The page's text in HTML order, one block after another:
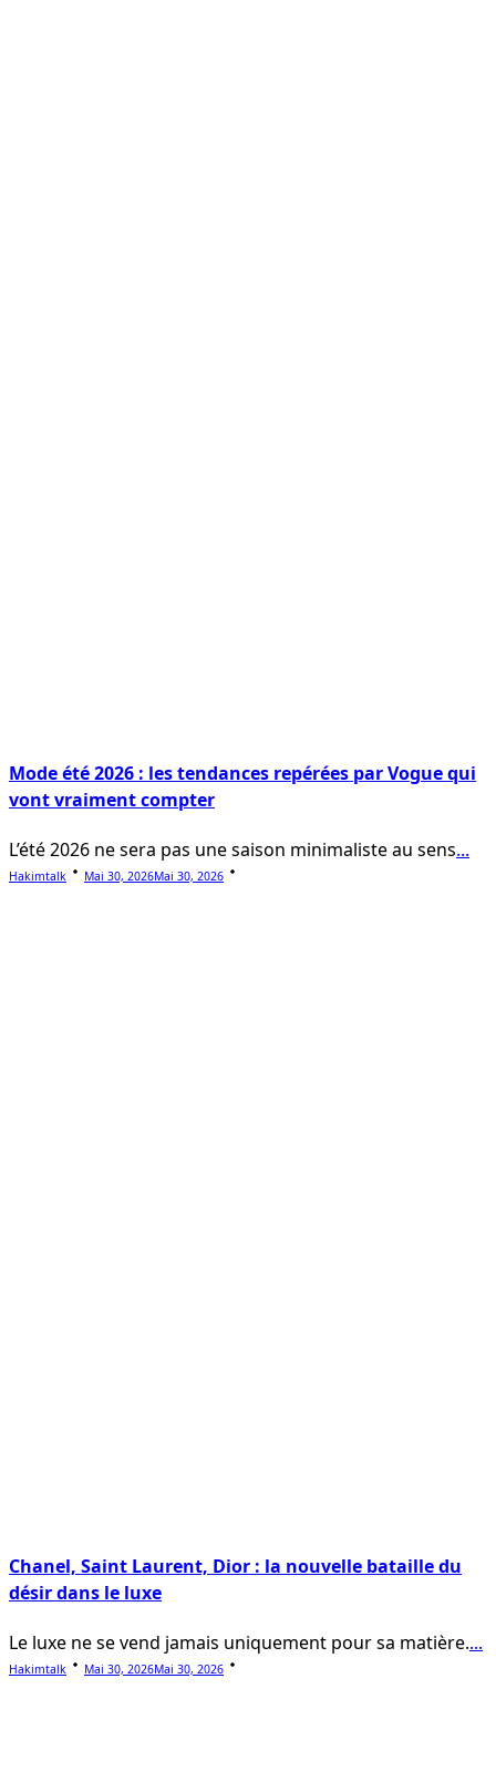
Mode été 2026 : les tendances repérées par Vogue qui
vont vraiment compter
L’été 2026 ne sera pas une saison minimaliste au sens...
Hakimtalk Mai 30, 2026Mai 30, 2026
Chanel, Saint Laurent, Dior : la nouvelle bataille du
désir dans le luxe
Le luxe ne se vend jamais uniquement pour sa matière....
Hakimtalk Mai 30, 2026Mai 30, 2026